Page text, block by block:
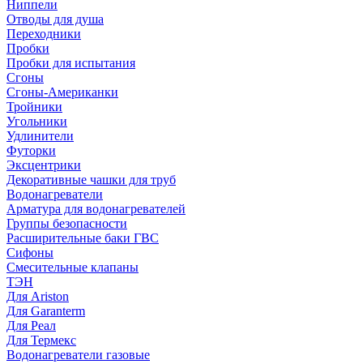
Ниппели
Отводы для душа
Переходники
Пробки
Пробки для испытания
Сгоны
Сгоны-Американки
Тройники
Угольники
Удлинители
Футорки
Эксцентрики
Декоративные чашки для труб
Водонагреватели
Арматура для водонагревателей
Группы безопасности
Расширительные баки ГВС
Сифоны
Смесительные клапаны
ТЭН
Для Ariston
Для Garanterm
Для Реал
Для Термекс
Водонагреватели газовые